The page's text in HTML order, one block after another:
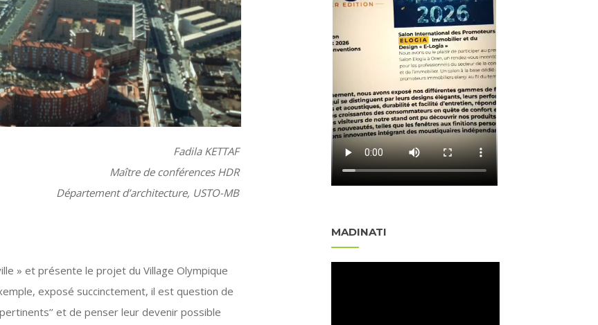
Fadila KETTAF
Maître de conférences HDR
Département d’architecture, USTO-MB
» et présente le projet du Village Olympique
exposé succinctement, il est question de
et de penser leur devenir possible
MADINATI